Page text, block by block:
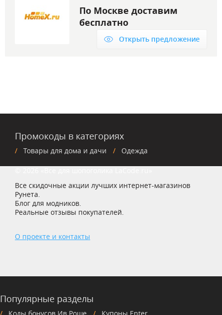
По Москве доставим
бесплатно
Открыть предложение
Промокоды в категориях
Товары для дома и дачи Одежда
Все скидочные акции лучших интернет-магазинов
Рунета.
Блог для модников.
Реальные отзывы покупателей.
О проекте и контакты
Популярные разделы